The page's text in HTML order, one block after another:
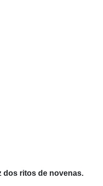
dos ritos de novenas.